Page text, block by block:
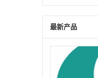
最新产品